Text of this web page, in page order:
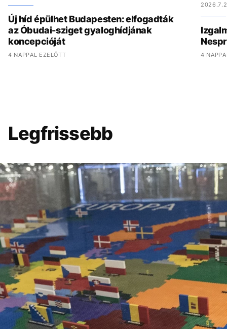
Új híd épülhet Budapesten: elfogadták
az Óbudai-sziget gyaloghídjának
koncepcióját
4 NAPPAL EZELŐTT 4
Legfrissebb